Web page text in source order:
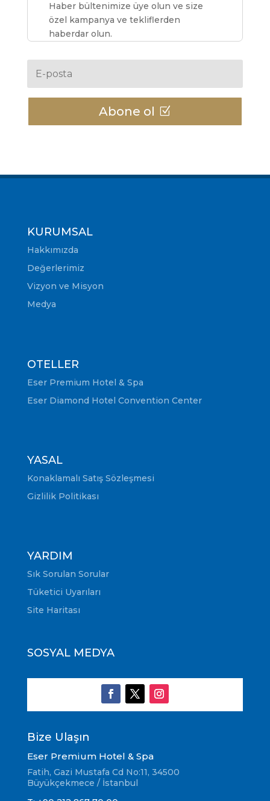
Haber bültenimize üye olun ve size
özel kampanya ve tekliflerden
haberdar olun.
Abone ol
KURUMSAL
Hakkımızda
Değerlerimiz
Vizyon ve Misyon
Medya
OTELLER
Eser Premium Hotel & Spa
Eser Diamond Hotel Convention Center
YASAL
Konaklamalı Satış Sözleşmesi
Gizlilik Politikası
YARDIM
Sık Sorulan Sorular
Tüketici Uyarıları
Site Haritası
SOSYAL MEDYA
Bize Ulaşın
Eser Premium Hotel & Spa
Fatih, Gazi Mustafa Cd No:11, 34500
Büyükçekmece / İstanbul